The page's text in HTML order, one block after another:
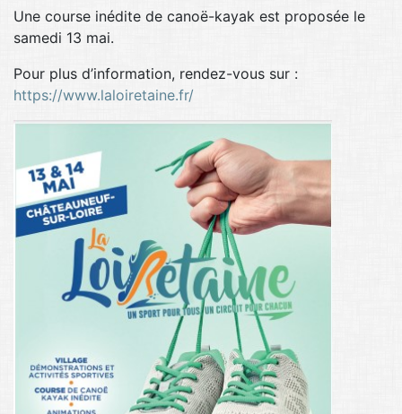
Une course inédite de canoë-kayak est proposée le
samedi 13 mai.
Pour plus d’information, rendez-vous sur :
https://www.laloiretaine.fr/